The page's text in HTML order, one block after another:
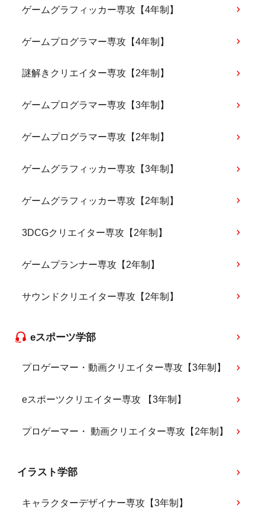
ゲームグラフィッカー専攻【4年制】
ゲームプログラマー専攻【4年制】
謎解きクリエイター専攻【2年制】
ゲームプログラマー専攻【3年制】
ゲームプログラマー専攻【2年制】
ゲームグラフィッカー専攻【3年制】
ゲームグラフィッカー専攻【2年制】
3DCGクリエイター専攻【2年制】
ゲームプランナー専攻【2年制】
サウンドクリエイター専攻【2年制】
eスポーツ学部
プロゲーマー・動画クリエイター専攻【3年制】
eスポーツクリエイター専攻 【3年制】
プロゲーマー・ 動画クリエイター専攻【2年制】
イラスト学部
キャラクターデザイナー専攻【3年制】